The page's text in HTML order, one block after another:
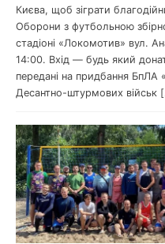
Києва, щоб зіграти
Оборони з футбольною
стадіоні «Локомотив» вул.
14:00. Вхід — будь який
передані на придбання
Десантно-штурмових військ